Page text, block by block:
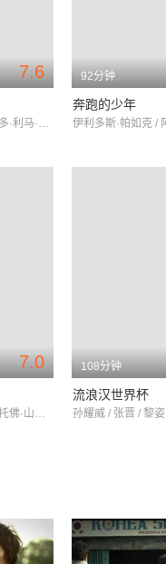
7.6
凯文·德·保拉 / 莱昂纳多·利马·卡瓦柳 / 塞乌·乔奇
92分钟
奔跑的少年
7.0
杰西·李·索弗 / 克里斯托佛·山德 / 卡莉·许洛德
108分钟
流浪汉世界杯
孙耀威 / 张晋 / 黎姿